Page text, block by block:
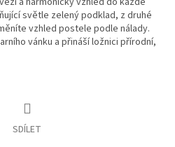
světle zelený podklad, z druhé
vzhled postele podle nálady.
vánku a přináší ložnici přírodní,
SDÍLET